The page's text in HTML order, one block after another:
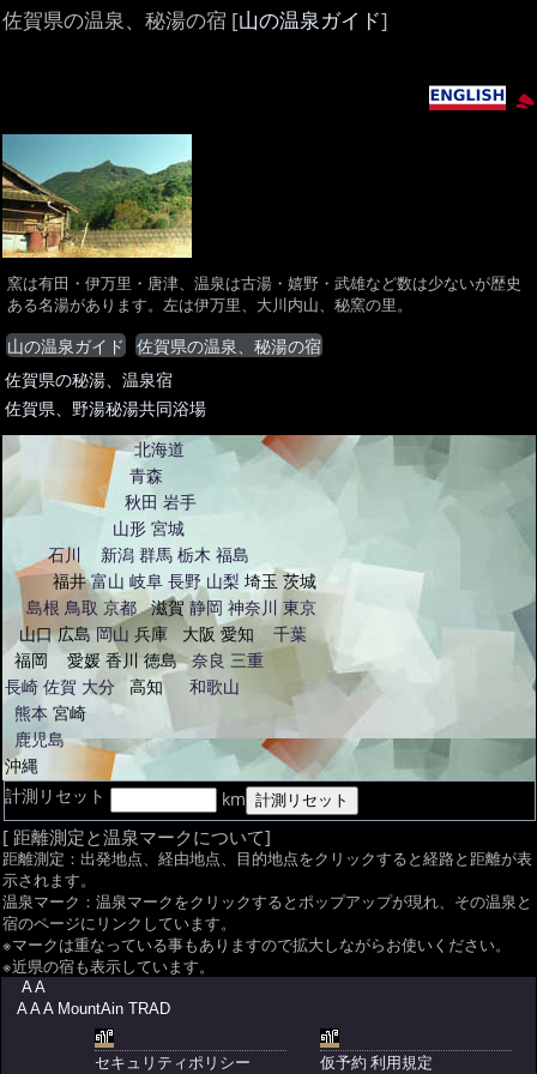
佐賀県の温泉、秘湯の宿 [山の温泉ガイド]
窯は有田・伊万里・唐津、温泉は古湯・嬉野・武雄など数は少ないが歴史
ある名湯があります。左は伊万里、大川内山、秘窯の里。
山の温泉ガイド
佐賀県の温泉、秘湯の宿
佐賀県の秘湯、温泉宿
佐賀県、野湯秘湯共同浴場
北海道
青森
秋田 岩手
山形 宮城
石川
新潟 群馬 栃木 福島
福井 富山 岐阜 長野 山梨 埼玉 茨城
島根 鳥取 京都 滋賀 静岡 神奈川 東京
山口 広島 岡山 兵庫 大阪 愛知
千葉
福岡
愛媛 香川 徳島 奈良 三重
長崎 佐賀 大分 高知
和歌山
熊本 宮崎
鹿児島
沖縄
計測リセット km
[ 距離測定と温泉マークについて]
距離測定：出発地点、経由地点、目的地点をクリックすると経路と距離が表
示されます。
温泉マーク：温泉マークをクリックするとポップアップが現れ、その温泉と
宿のページにリンクしています。
※マークは重なっている事もありますので拡大しながらお使いください。
※近県の宿も表示しています。
A A
A A A MountAin TRAD
セキュリティポリシー
仮予約 利用規定